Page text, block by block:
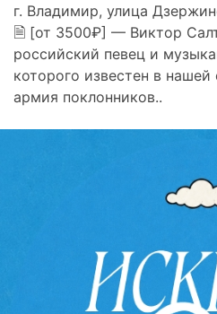
г. Владимир, улица
🗎 [от 3500₽] — Виктор
российский певец и
которого известен в нашей
армия поклонников..